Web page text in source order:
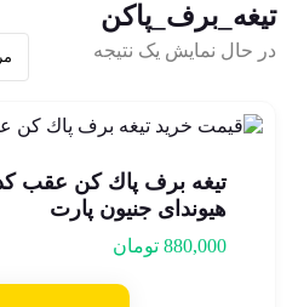
تیغه_برف_پاکن
در حال نمایش یک نتیجه
هیوندای جنیون پارت
880,000 تومان